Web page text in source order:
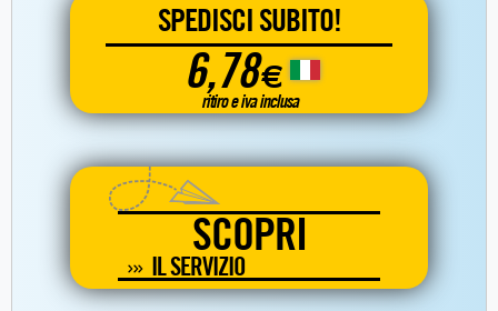
SPEDISCI SUBITO!
6,78€
ritiro e iva inclusa
SCOPRI
IL SERVIZIO